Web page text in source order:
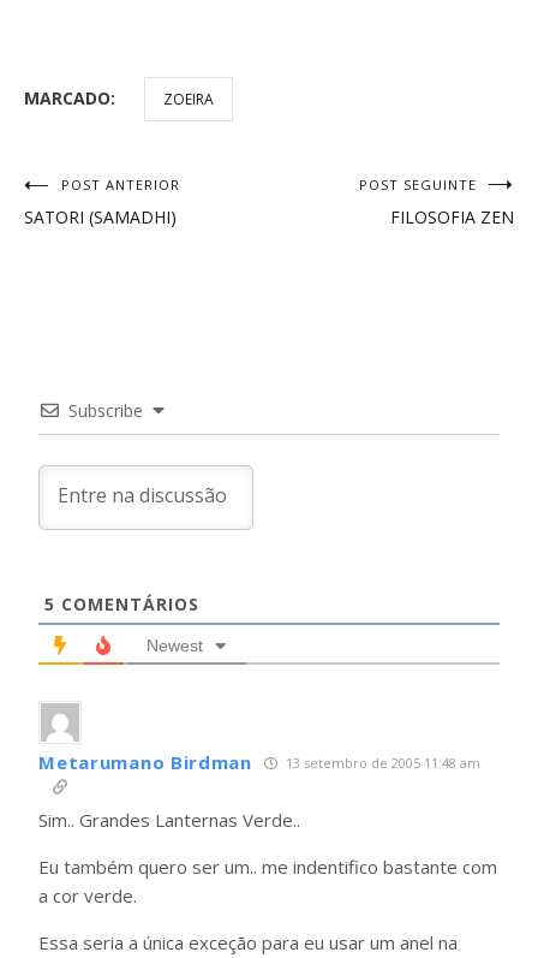
MARCADO: ZOEIRA
Navegação
de
POST ANTERIOR
SATORI (SAMADHI)
POST SEGUINTE
FILOSOFIA ZEN
Subscribe
5 COMENTÁRIOS
Newest
Metarumano Birdman 13 setembro de 2005 11:48 am
Sim.. Grandes Lanternas Verde..
Eu também quero ser um.. me indentifico bastante com
a cor verde.
Essa seria a única exceção para eu usar um anel na